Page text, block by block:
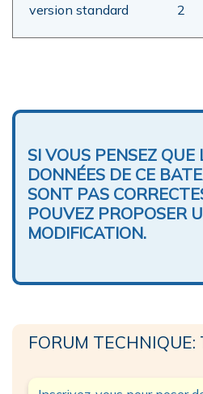
version standard 2
SI VOUS PENSEZ QUE
DONNÉES DE CE
SONT PAS
POUVEZ PROPOSER
MODIFICATION.
FORUM